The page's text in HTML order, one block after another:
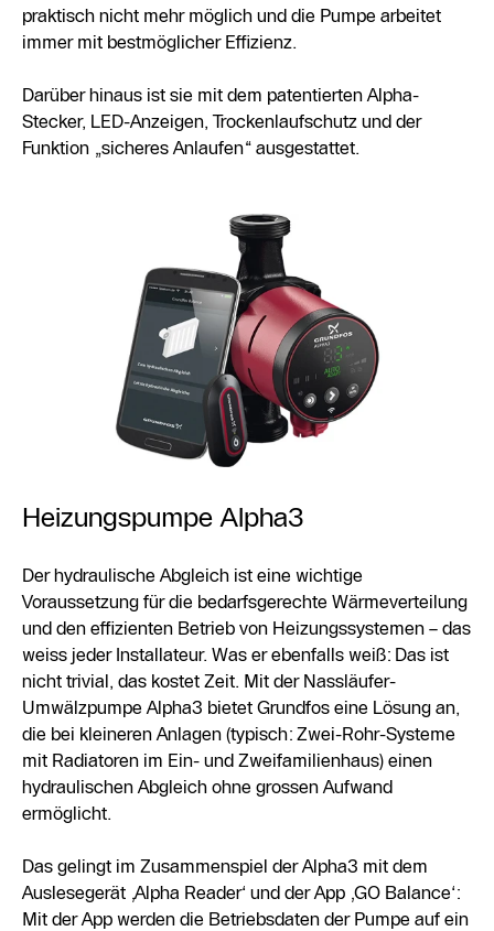
praktisch nicht mehr möglich und die Pumpe arbeitet
immer mit bestmöglicher Effizienz.
Darüber hinaus ist sie mit dem patentierten Alpha-
Stecker, LED-Anzeigen, Trockenlaufschutz und der
Funktion „sicheres Anlaufen“ ausgestattet.
Heizungspumpe Alpha3
Der hydraulische Abgleich ist eine wichtige
Voraussetzung für die bedarfsgerechte Wärmeverteilung
und den effizienten Betrieb von Heizungssystemen – das
weiss jeder Installateur. Was er ebenfalls weiß: Das ist
nicht trivial, das kostet Zeit. Mit der Nassläufer-
Umwälzpumpe Alpha3 bietet Grundfos eine Lösung an,
die bei kleineren Anlagen (typisch: Zwei-Rohr-Systeme
mit Radiatoren im Ein- und Zweifamilienhaus) einen
hydraulischen Abgleich ohne grossen Aufwand
ermöglicht.
Das gelingt im Zusammenspiel der Alpha3 mit dem
Auslesegerät ‚Alpha Reader‘ und der App ‚GO Balance‘:
Mit der App werden die Betriebsdaten der Pumpe auf ein